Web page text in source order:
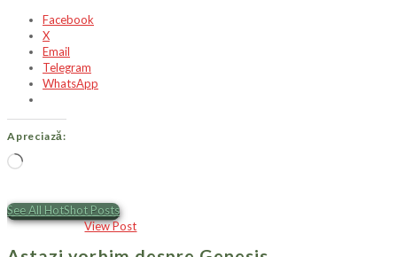
Facebook
X
Email
Telegram
WhatsApp
Apreciază:
Încarc...
See All HotShot Posts
View Post